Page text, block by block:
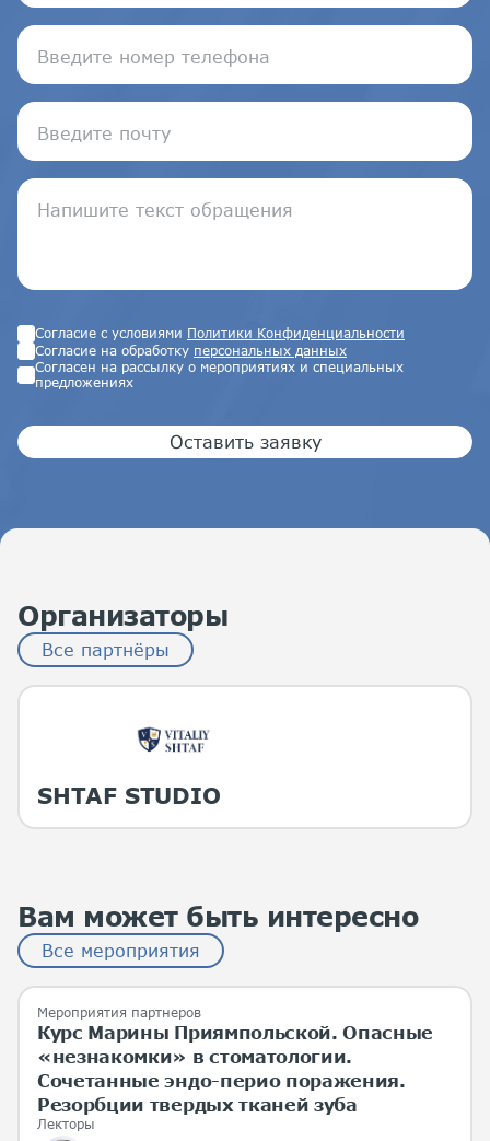
Согласие с условиями Политики Конфиденциальности
Согласие на обработку персональных данных
Согласен на рассылку о мероприятиях и специальных
предложениях
Оставить заявку
Организаторы
Все партнёры
SHTAF STUDIO
Вам может быть интересно
Все мероприятия
Мероприятия партнеров
Курс Марины Приямпольской. Опасные
«незнакомки» в стоматологии.
Сочетанные эндо-перио поражения.
Резорбции твердых тканей зуба
Лекторы